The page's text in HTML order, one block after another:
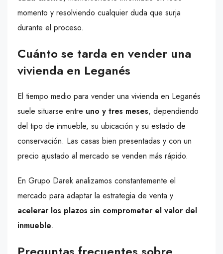
momento y resolviendo cualquier duda que surja
durante el proceso.
Cuánto se tarda en vender una
vivienda en Leganés
El tiempo medio para vender una vivienda en Leganés
suele situarse entre uno y tres meses, dependiendo
del tipo de inmueble, su ubicación y su estado de
conservación. Las casas bien presentadas y con un
precio ajustado al mercado se venden más rápido.
En Grupo Darek analizamos constantemente el
mercado para adaptar la estrategia de venta y
acelerar los plazos sin comprometer el valor del
inmueble.